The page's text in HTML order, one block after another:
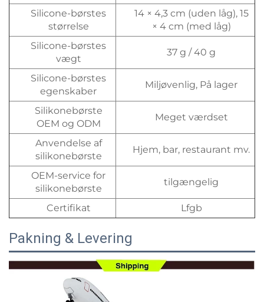
Silicone-børstes
størrelse
14 × 4,3 cm (uden låg), 15
× 4 cm (med låg)
Silicone-børstes
vægt
37 g / 40 g
Silicone-børstes
egenskaber
Miljøvenlig, På lager
Silikonebørste
OEM og ODM
Meget værdset
Anvendelse af
silikonebørste
Hjem, bar, restaurant mv.
OEM-service for
silikonebørste
tilgængelig
Certifikat Lfgb
Pakning & Levering